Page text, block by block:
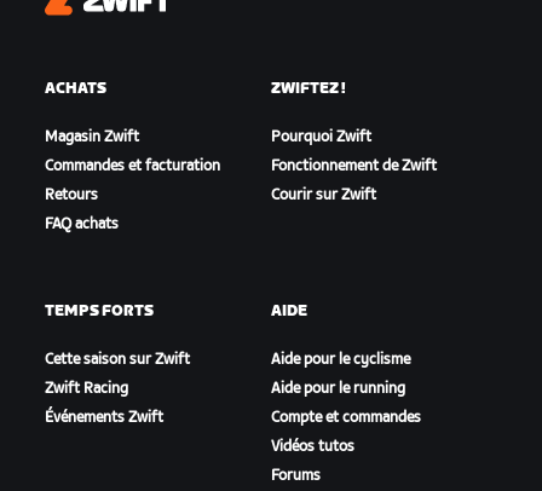
Zwift
ACHATS
Magasin Zwift
Commandes et facturation
Retours
FAQ achats
ZWIFTEZ !
Pourquoi Zwift
Fonctionnement de Zwift
Courir sur Zwift
TEMPS FORTS
Cette saison sur Zwift
Zwift Racing
Événements Zwift
AIDE
Aide pour le cyclisme
Aide pour le running
Compte et commandes
Vidéos tutos
Forums